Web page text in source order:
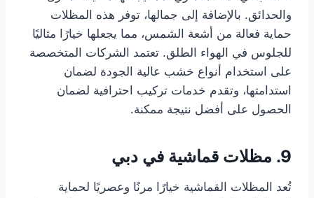
والحدائق. بالإضافة إلى جمالها، توفر هذه المظلات
حماية فعالة من أشعة الشمس، مما يجعلها خيارًا مثاليًا
للجلوس في الهواء الطلق. تعتمد الشركات المتخصصة
على استخدام أنواع خشب عالية الجودة لضمان
استدامتها، وتقدم خدمات تركيب احترافية لضمان
الحصول على أفضل نتيجة ممكنة.
9. مظلات قماشية في دبي
تُعد المظلات القماشية خيارًا مرنًا وعصريًا لحماية